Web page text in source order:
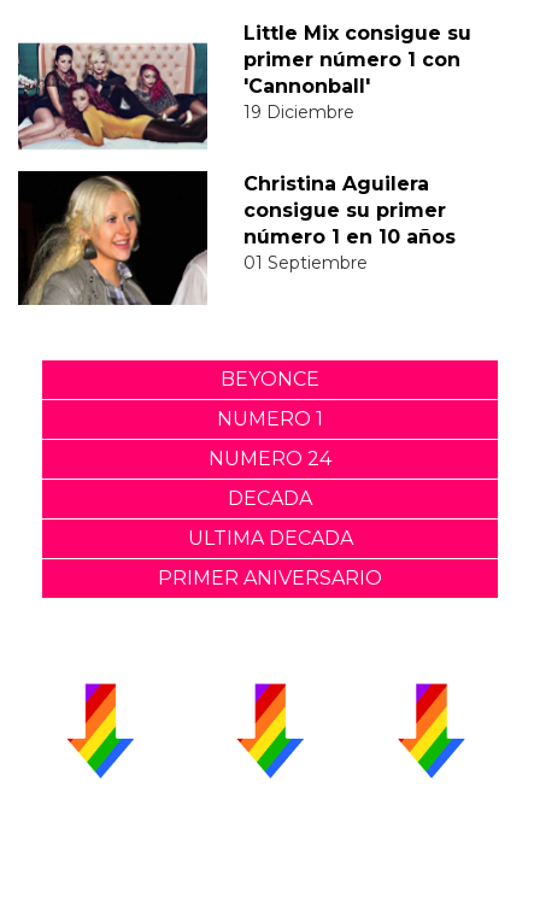
Little Mix consigue su
primer número 1 con
'Cannonball'
19 Diciembre
Christina Aguilera
consigue su primer
número 1 en 10 años
01 Septiembre
BEYONCE
NUMERO 1
NUMERO 24
DECADA
ULTIMA DECADA
PRIMER ANIVERSARIO